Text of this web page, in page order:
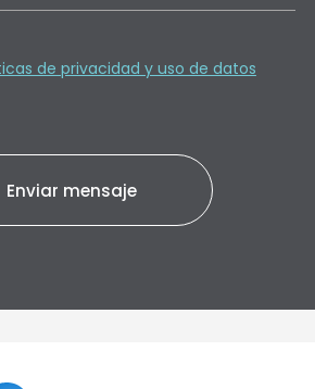
de privacidad y uso de datos